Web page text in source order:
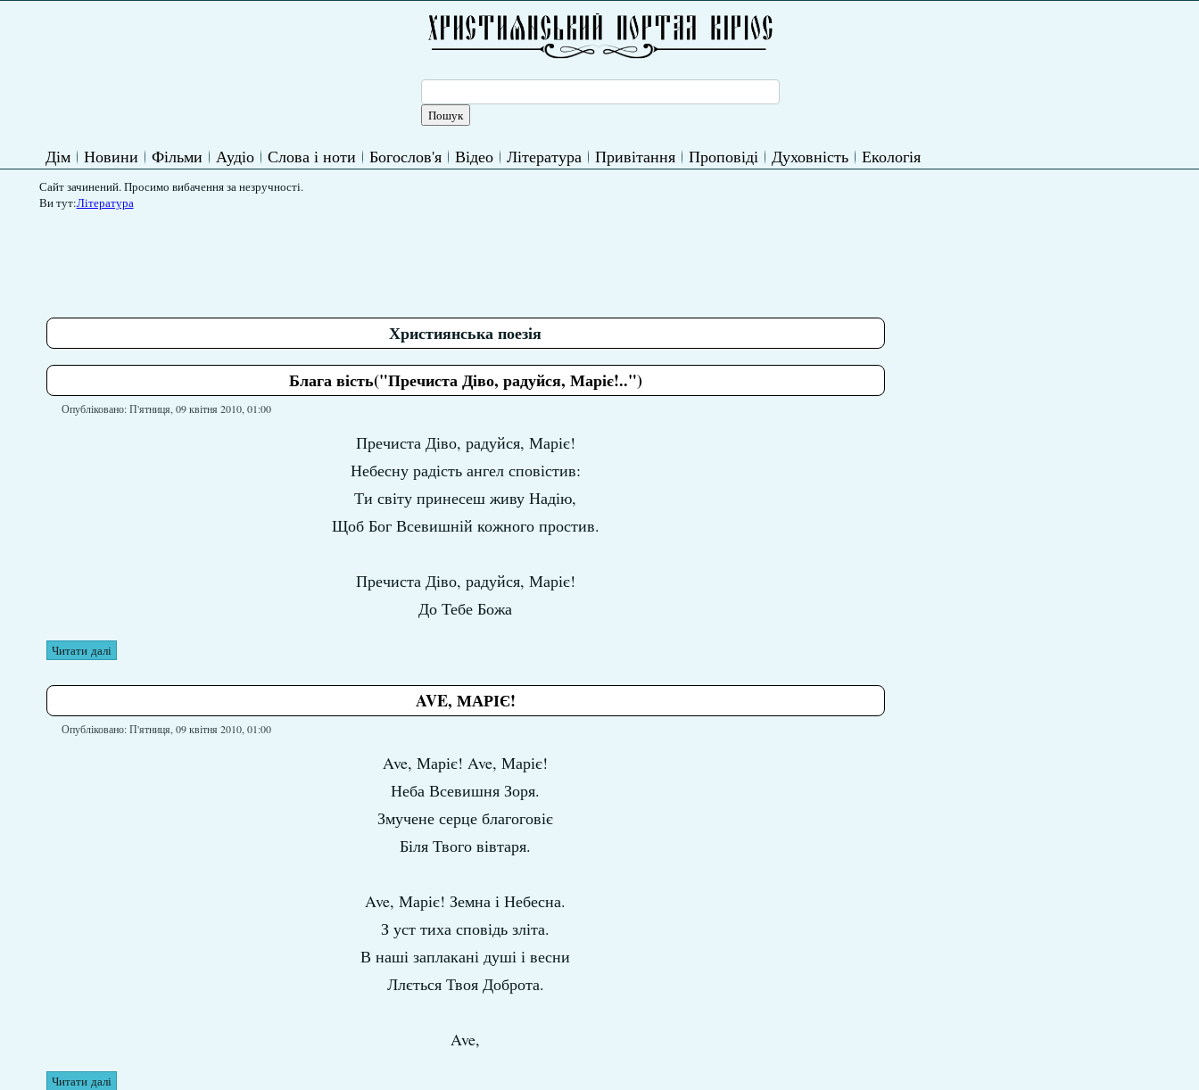
Дім Новини Фільми Аудіо Слова і ноти Богослов'я Відео Література Привітання Проповіді Духовність Екологія
Сайт зачинений. Просимо вибачення за незручності.
Ви тут:Література
Християнська поезія
Блага вість("Пречиста Діво, радуйся, Маріє!..")
Опубліковано: П'ятниця, 09 квітня 2010, 01:00
Пречиста Діво, радуйся, Маріє!
Небесну радість ангел сповістив:
Ти світу принесеш живу Надію,
Щоб Бог Всевишній кожного простив.
Пречиста Діво, радуйся, Маріє!
До Тебе Божа
Читати далі
AVE, МАРІЄ!
Опубліковано: П'ятниця, 09 квітня 2010, 01:00
Ave, Маріє! Ave, Маріє!
Неба Всевишня Зоря.
Змучене серце благоговіє
Біля Твого вівтаря.
Ave, Маріє! Земна і Небесна.
З уст тиха сповідь зліта.
В наші заплакані душі і весни
Ллється Твоя Доброта.
Ave,
Читати далі